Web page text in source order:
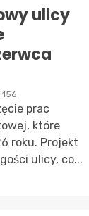
ulicy
156
prac
które
roku. Projekt
ulicy, co...